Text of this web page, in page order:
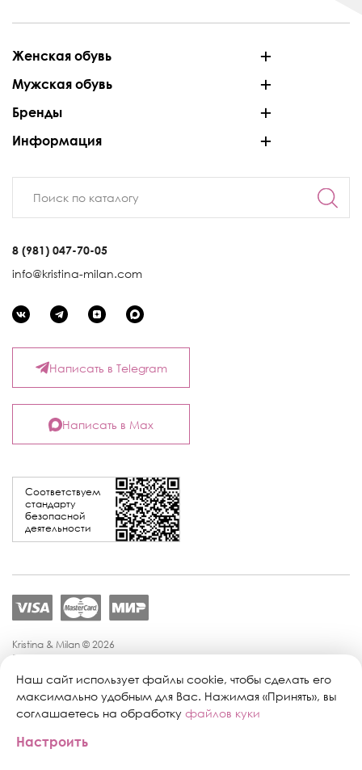
Женская обувь
Мужская обувь
Бренды
Информация
8 (981) 047-70-05
info@kristina-milan.com
Соответствуем
стандарту
безопасной
деятельности
Написать в Telegram
Написать в Max
Kristina & Milan © 2026
Политика конфиденциальности
Политика обработки персональных данных
Публичная оферта
Персональные настройки файлов cookie
Поддержка сайта:
Наш сайт использует файлы cookie, чтобы сделать его
максимально удобным для Вас. Нажимая «Принять», вы
соглашаетесь на обработку файлов куки
Настроить